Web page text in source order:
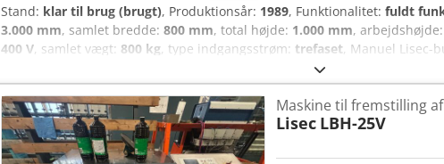
Stand: klar til brug (brugt), Produktionsår: 1989, Funktionalitet: fuldt
3.000 mm, samlet bredde: 800 mm, total højde: 1.000 mm, arbejdshøjde:
400 V, samlet vægt: 800 kg, type indgangsstrøm: trefaset, Manuel Lisec-
årgang 1989, fuldt funktionel. Kapacitet for butylbeholderen: 2 patroner á
afstandsholderbredder fra 6–24 mm. Kan leveres fra lager i Hofkirchen/
Maskine til fremstilling
Lisec LBH-25V